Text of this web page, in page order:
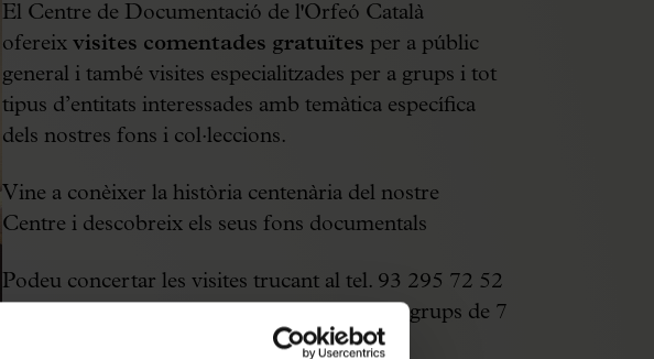
El Centre de Documentació de l'Orfeó Català
ofereix visites comentades gratuïtes per a públic
general i també visites especialitzades per a grups i tot
tipus d’entitats interessades amb temàtica específica
dels nostres fons i col·leccions.
Vine a conèixer la història centenària del nostre
Centre i descobreix els seus fons documentals
Podeu concertar les visites trucant al tel. 93 295 72 52
(Mínim grups de 7